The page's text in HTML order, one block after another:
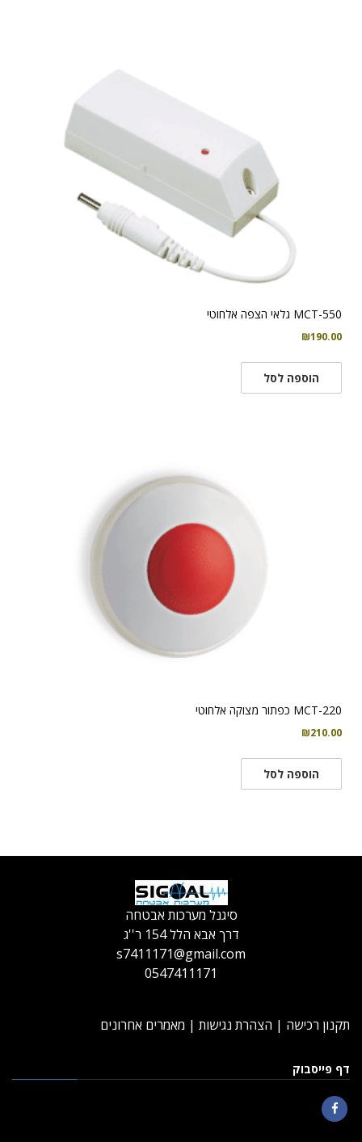
MCT-550 גלאי הצפה אלחוטי
₪190.00
הוספה לסל
MCT-220 כפתור מצוקה אלחוטי
₪210.00
הוספה לסל
סיגנל מערכות אבטחה
דרך אבא הלל 154 ר''ג
s7411171@gmail.com
0547411171
תקנון רכישה | הצהרת נגישות | מאמרים אחרונים
דף פייסבוק